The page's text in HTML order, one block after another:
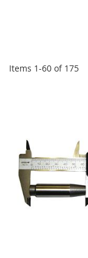
Items 1-60 of 175